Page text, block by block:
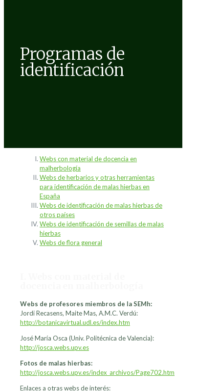
Programas de
identificación
Webs con material de docencia en
malherbología
Webs de herbarios y otras herramientas
para identificación de malas hierbas en
España
Webs de identificación de malas hierbas de
otros países
Webs de identificación de semillas de malas
hierbas
Webs de flora general
Webs de profesores miembros de la SEMh:
Jordi Recasens, Maite Mas, A.M.C. Verdú:
http://botanicavirtual.udl.es/index.htm
José María Osca (Univ. Politécnica de Valencia):
http://josca.webs.upv.es
Fotos de malas hierbas:
http://josca.webs.upv.es/index_archivos/Page702.htm
Enlaces a otras webs de interés: